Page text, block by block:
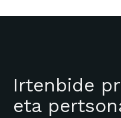
Irtenbide
eta